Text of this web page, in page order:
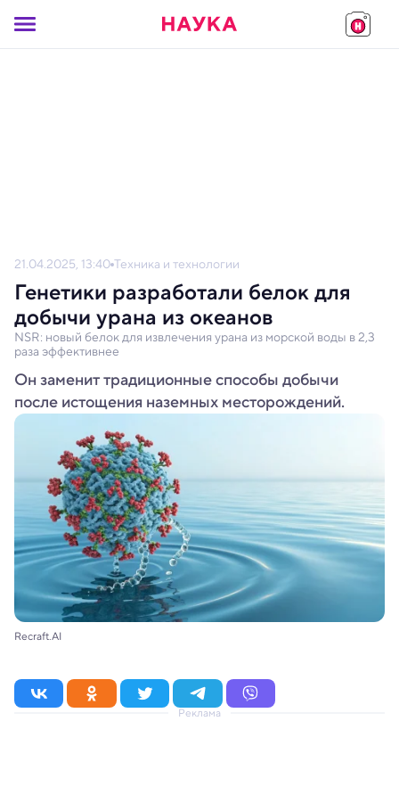
21.04.2025, 13:40 Техника и технологии
Генетики разработали белок для
добычи урана из океанов
NSR: новый белок для извлечения урана из морской воды в 2,3
раза эффективнее
Он заменит традиционные способы добычи
после истощения наземных месторождений.
Recraft.AI
Реклама